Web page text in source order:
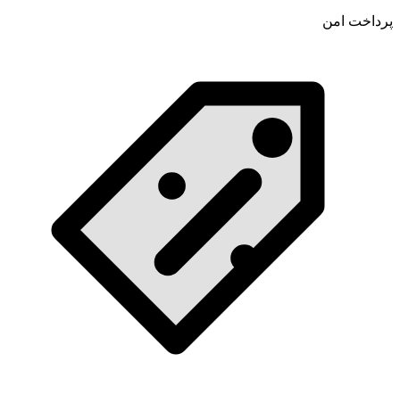
پرداخت امن